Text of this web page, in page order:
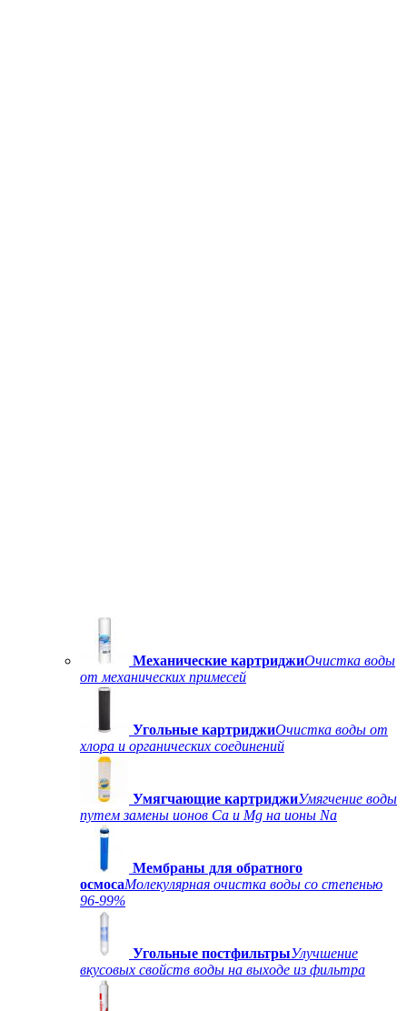
Механические картриджиОчистка воды
от механических примесей
Угольные картриджиОчистка воды от
хлора и органических соединений
Умягчающие картриджиУмягчение воды
путем замены ионов Ca и Mg на ионы Na
Мембраны для обратного
осмосаМолекулярная очистка воды со степенью
96-99%
Угольные постфильтрыУлучшение
вкусовых свойств воды на выходе из фильтра